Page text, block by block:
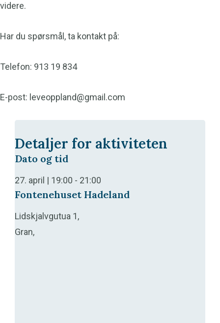
videre.
Har du spørsmål, ta kontakt på:
Telefon: 913 19 834
E-post: leveoppland@gmail.com
Detaljer for aktiviteten
Dato og tid
27. april | 19:00 - 21:00
Fontenehuset Hadeland
Lidskjalvgutua 1,
Gran,